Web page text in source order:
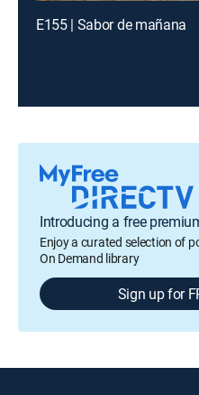
E155 | Sabor de mañana
Introducing a free
Enjoy a curated selection of
On Demand library
Sign up for